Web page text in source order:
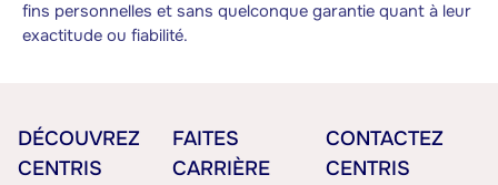
fins personnelles et sans quelconque garantie quant à leur
exactitude ou fiabilité.
DÉCOUVREZ
CENTRIS
FAITES
CARRIÈRE
CONTACTEZ
CENTRIS